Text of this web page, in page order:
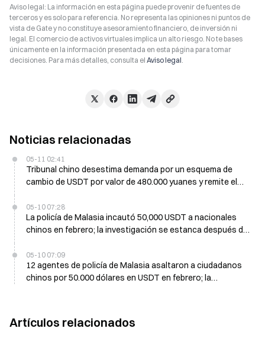
Aviso legal: La información en esta página puede provenir de fuentes de
terceros y es solo para referencia. No representa las opiniones ni puntos de
vista de Gate y no constituye asesoramiento financiero, de inversión ni
legal. El comercio de activos virtuales implica un alto riesgo. No te bases
únicamente en la información presentada en esta página para tomar
decisiones. Para más detalles, consulta el Aviso legal.
Noticias relacionadas
05-11 02:41
Tribunal chino desestima demanda por un esquema de
cambio de USDT por valor de 480.000 yuanes y remite el
05-10 07:28
La policía de Malasia incautó 50,000 USDT a nacionales
chinos en febrero; la investigación se estanca después de
05-10 07:09
12 agentes de policía de Malasia asaltaron a ciudadanos
chinos por 50.000 dólares en USDT en febrero; la
Artículos relacionados